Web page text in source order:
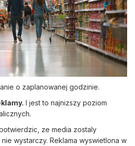
o zaplanowanej godzinie.
I jest to najnizszy poziom
ze media zostaly
wystarczy. Reklama wyswietlona w